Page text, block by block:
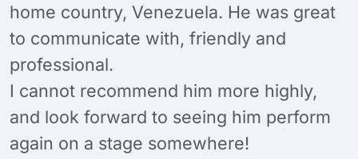
home country, Venezuela. He was great
to communicate with, friendly and
professional.
I cannot recommend him more highly,
and look forward to seeing him perform
again on a stage somewhere!